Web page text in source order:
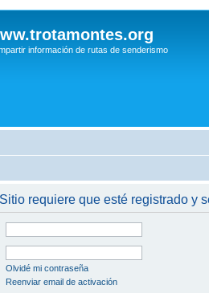
información de rutas de senderismo
requiere que esté registrado y
Olvidé mi contraseña
Reenviar email de activación